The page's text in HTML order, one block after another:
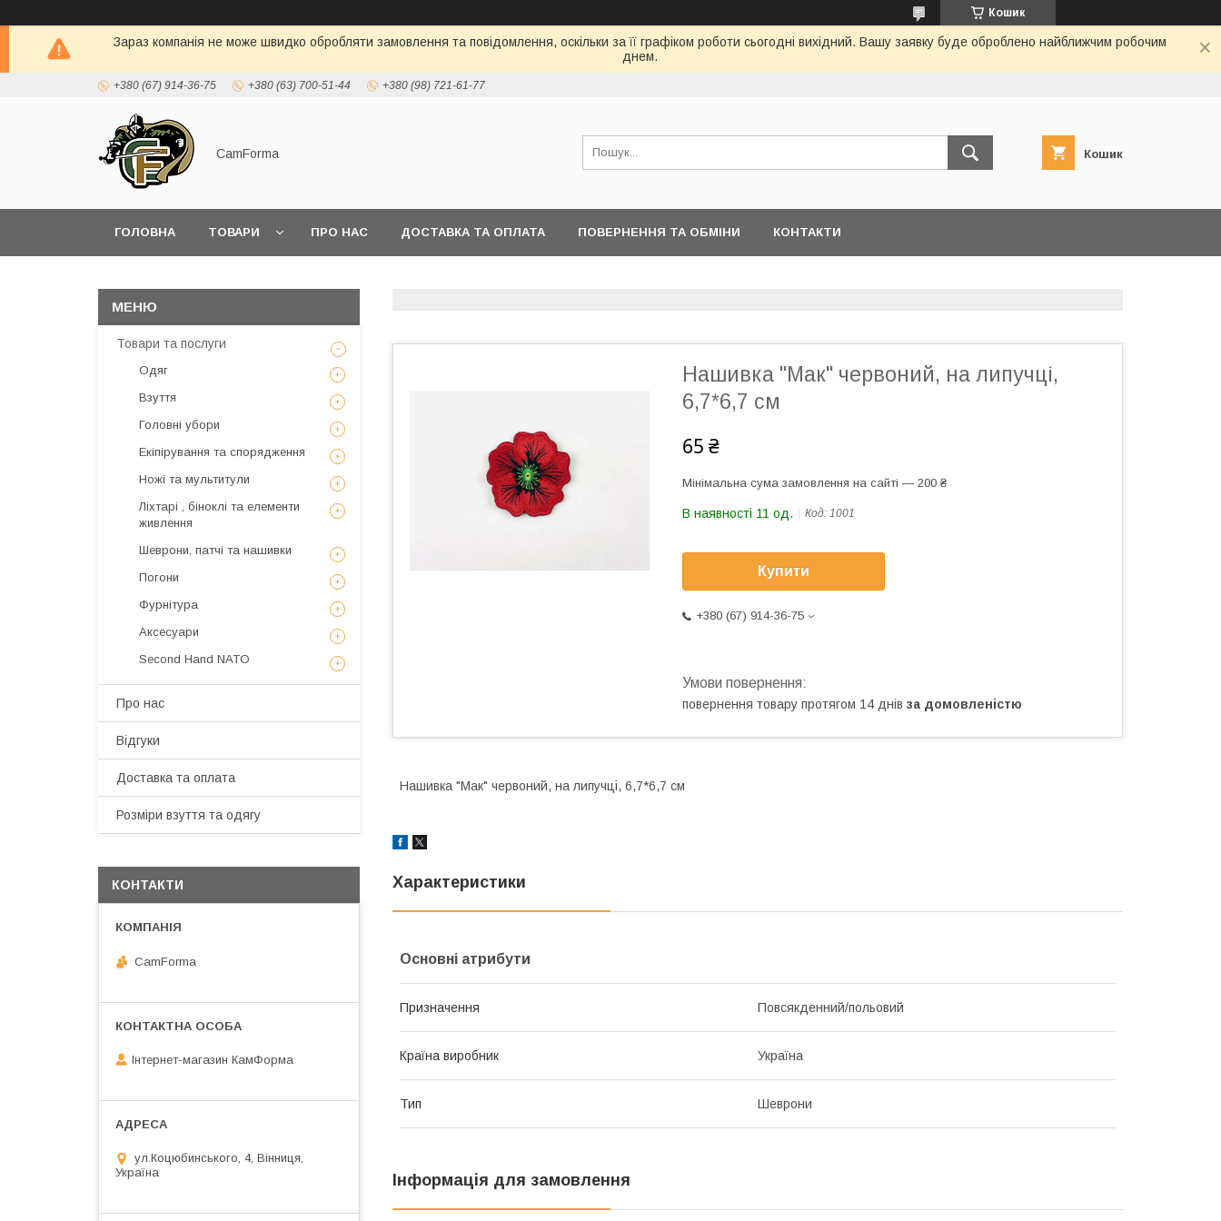
Кошик
Зараз компанія не може швидко обробляти замовлення та повідомлення, оскільки за її графіком роботи сьогодні вихідний. Вашу заявку буде оброблено найближчим робочим
днем.
+380 (67) 914-36-75 +380 (63) 700-51-44 +380 (98) 721-61-77
CamForma Кошик
ГОЛОВНА ТОВАРИ ПРО НАС ДОСТАВКА ТА ОПЛАТА ПОВЕРНЕННЯ ТА ОБМІНИ КОНТАКТИ
Нашивка "Мак" червоний, на липучці,
6,7*6,7 см
65 ₴
Мінімальна сума замовлення на сайті — 200 ₴
В наявності 11 од. Код: 1001
Купити
+380 (67) 914-36-75
повернення товару протягом 14 днів за домовленістю
Нашивка "Мак" червоний, на липучці, 6,7*6,7 см
Характеристики
Основні атрибути
Призначення Повсякденний/польовий
Країна виробник Україна
Тип Шеврони
Інформація для замовлення
Товари та послуги
Одяг
Взуття
Головні убори
Екіпірування та спорядження
Ножі та мультитули
Ліхтарі , біноклі та елементи
живлення
Шеврони, патчі та нашивки
Погони
Фурнітура
Аксесуари
Second Hand NATO
Про нас
Відгуки
Доставка та оплата
Розміри взуття та одягу
КОНТАКТИ
CamForma
Інтернет-магазин КамФорма
ул.Коцюбинського, 4, Вінниця,
Україна